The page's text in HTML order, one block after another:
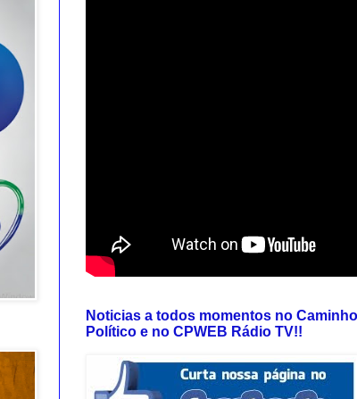
Noticias a todos momentos no Caminho
Político e no CPWEB Rádio TV!!